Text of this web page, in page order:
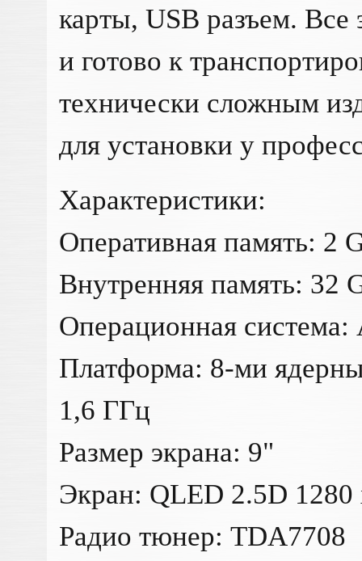
карты, USB разъем. Все
и готово к
технически сложным
для установки у
Характеристики:
Оперативная память: 2
Внутренняя память: 32
Операционная
Платформа: 8-ми
1,6 ГГц
Размер экрана: 9"
Экран: QLED 2.5D 1280
Радио тюнер: TDA7708